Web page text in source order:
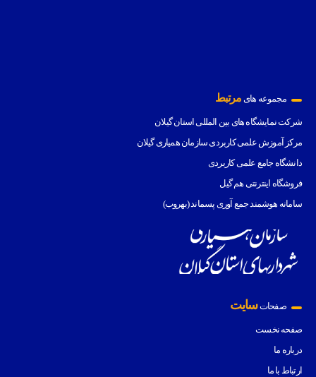
مجموعه های مرتبط
شرکت نمایشگاه های بین المللی استان گیلان
مرکز آموزش علمی کاربردی سازمان همیاری گیلان
دانشگاه جامع علمی کاربردی
فروشگاه اینترنتی هم گیل
سامانه هوشمند جمع آوری پسماند (بهروب)
صفحاتسایت
صفحه نخست
درباره ما
ارتباط با ما